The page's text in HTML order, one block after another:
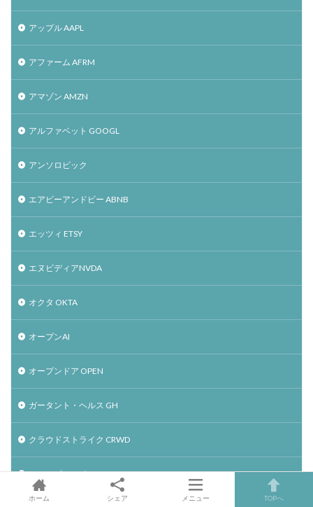
アップル AAPL
アファーム AFRM
アマゾン AMZN
アルファベット GOOGL
アンソロピック
エアビーアンドビー ABNB
エッツィ ETSY
エヌビディアNVDA
オクタ OKTA
オープンAI
オープンドア OPEN
ガータント・ヘルス GH
クラウドストライク CRWD
ショッピファイ SHOP
ホーム シェア メニュー TOPへ